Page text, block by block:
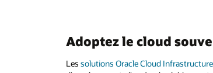
Adoptez le cloud
Lessolutions Oracle Cloud